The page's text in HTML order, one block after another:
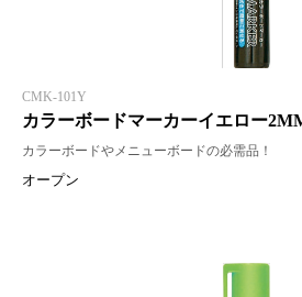
CMK-101Y
カラーボードマーカーイエロー
カラーボードやメニューボードの必需品！
オープン